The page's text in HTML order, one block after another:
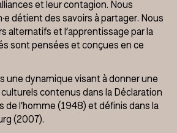
et leur contagion. Nous
détient des savoirs à partager. Nous
alternatifs et l’apprentissage par la
sont pensées et conçues en ce
une dynamique visant à donner une
contenus dans la Déclaration
de l’homme (1948) et définis dans la
(2007).